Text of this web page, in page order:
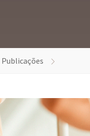
Publicações